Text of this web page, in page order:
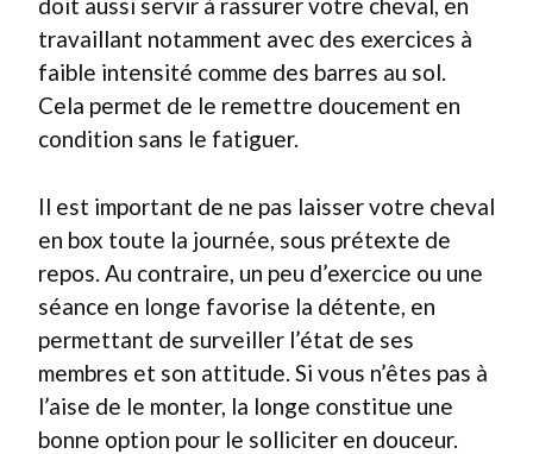
travaillant notamment avec des exercices à
faible intensité comme des barres au sol.
Cela permet de le remettre doucement en
condition sans le fatiguer.
Il est important de ne pas laisser votre cheval
en box toute la journée, sous prétexte de
repos. Au contraire, un peu d’exercice ou une
séance en longe favorise la détente, en
permettant de surveiller l’état de ses
membres et son attitude. Si vous n’êtes pas à
l’aise de le monter, la longe constitue une
bonne option pour le solliciter en douceur.